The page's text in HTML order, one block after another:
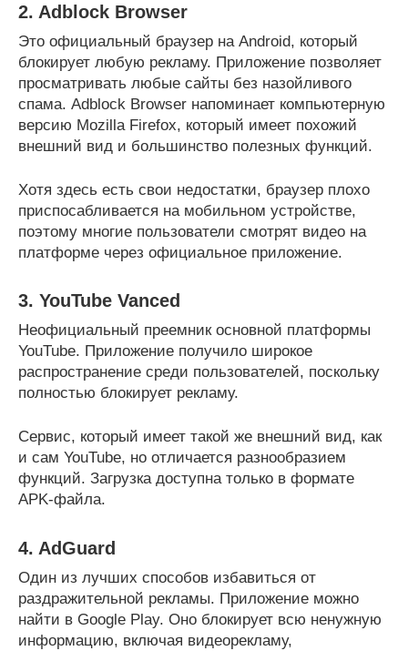
2. Adblock Browser
Это официальный браузер на Android, который
блокирует любую рекламу. Приложение позволяет
просматривать любые сайты без назойливого
спама. Adblock Browser напоминает компьютерную
версию Mozilla Firefox, который имеет похожий
внешний вид и большинство полезных функций.
Хотя здесь есть свои недостатки, браузер плохо
приспосабливается на мобильном устройстве,
поэтому многие пользователи смотрят видео на
платформе через официальное приложение.
3. YouTube Vanced
Неофициальный преемник основной платформы
YouTube. Приложение получило широкое
распространение среди пользователей, поскольку
полностью блокирует рекламу.
Сервис, который имеет такой же внешний вид, как
и сам YouTube, но отличается разнообразием
функций. Загрузка доступна только в формате
APK-файла.
4. AdGuard
Один из лучших способов избавиться от
раздражительной рекламы. Приложение можно
найти в Google Play. Оно блокирует всю ненужную
информацию, включая видеорекламу,